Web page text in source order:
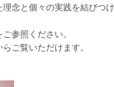
念と個々の実践を結びつ
ご参照ください。
らご覧いただけます。